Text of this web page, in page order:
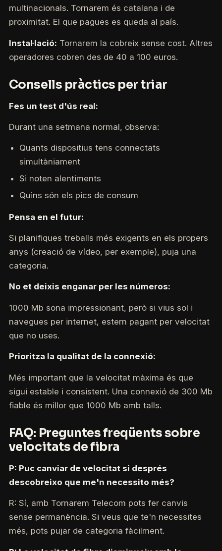
multinacionals. Tornarem és catalana i de
proximitat. El que pagues es queda al país.
Instal·lació: Tornarem la cobreix sense cost. Altres
operadores cobren des de 40 a 100 euros.
Consells pràctics per triar
Fes un test d'ús real:
Durant una setmana normal, observa:
Quants dispositius tens connectats
simultàniament
Si noten alentiments
Quins són els pics de consum
Pensa en el futur:
Si planifiques treballs més exigents en els propers
anys (creació de vídeo, per exemple), puja una
categoria.
No et deixis enganar per les números:
1000 Mb sona impressionant, però si vius sol i
navegues per internet, estern pagant per velocitat
que no uses.
Prioritza la qualitat de la connexió:
Més important que la velocitat màxima és que
sigui estable i consistent. Una connexió de 300 Mb
fiable és millor que 1000 Mb amb talls.
FAQ: Preguntes freqüents sobre
velocitats de fibra
P: Puc canviar de velocitat si després
descobreixo que me'n necessito més?
R: Sí, amb Tornarem Telecom pots fer canvis
sense permanència. Si veus que te'n necessites
més, pots pujar de categoria fàcilment.